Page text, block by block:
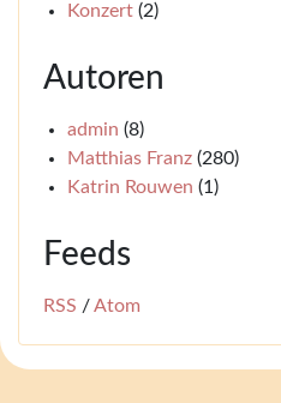
Konzert (2)
Autoren
admin (8)
Matthias Franz (280)
Katrin Rouwen (1)
Feeds
RSS /Atom